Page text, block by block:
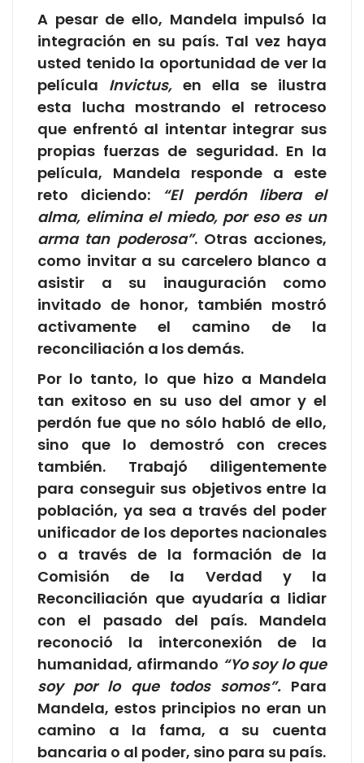
A pesar de ello, Mandela impulsó la
integración en su país. Tal vez haya
usted tenido la oportunidad de ver la
película Invictus, en ella se ilustra
esta lucha mostrando el retroceso
que enfrentó al intentar integrar sus
propias fuerzas de seguridad. En la
película, Mandela responde a este
reto diciendo: “El perdón libera el
alma, elimina el miedo, por eso es un
arma tan poderosa”. Otras acciones,
como invitar a su carcelero blanco a
asistir a su inauguración como
invitado de honor, también mostró
activamente el camino de la
reconciliación a los demás.
Por lo tanto, lo que hizo a Mandela
tan exitoso en su uso del amor y el
perdón fue que no sólo habló de ello,
sino que lo demostró con creces
también. Trabajó diligentemente
para conseguir sus objetivos entre la
población, ya sea a través del poder
unificador de los deportes nacionales
o a través de la formación de la
Comisión de la Verdad y la
Reconciliación que ayudaría a lidiar
con el pasado del país. Mandela
reconoció la interconexión de la
humanidad, afirmando “Yo soy lo que
soy por lo que todos somos”.Para
Mandela, estos principios no eran un
camino a la fama, a su cuenta
bancaria o al poder, sino para su país.